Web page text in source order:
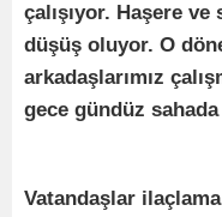
çalışıyor. Haşere
düşüş oluyor. O
arkadaşlarımız
gece gündüz
Vatandaşlar